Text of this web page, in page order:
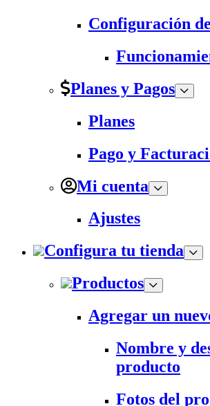
Configuración
Planes y Pagos
Planes
Pago y
Mi cuenta
Ajustes
Configura tu tienda
Productos
Agregar un
Nombre y
producto
Fotos del